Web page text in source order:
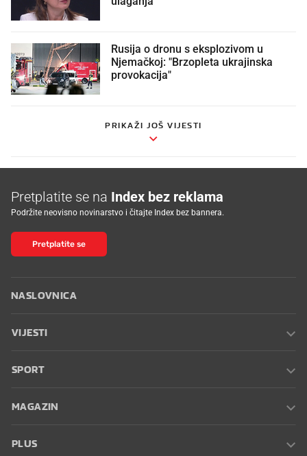
Rusija o dronu s eksplozivom u
Njemačkoj: "Brzopleta ukrajinska
provokacija"
PRIKAŽI JOŠ VIJESTI
Pretplatite se na Index bez reklama
Podržite neovisno novinarstvo i čitajte Index bez bannera.
Pretplatite se
NASLOVNICA
VIJESTI
SPORT
MAGAZIN
PLUS